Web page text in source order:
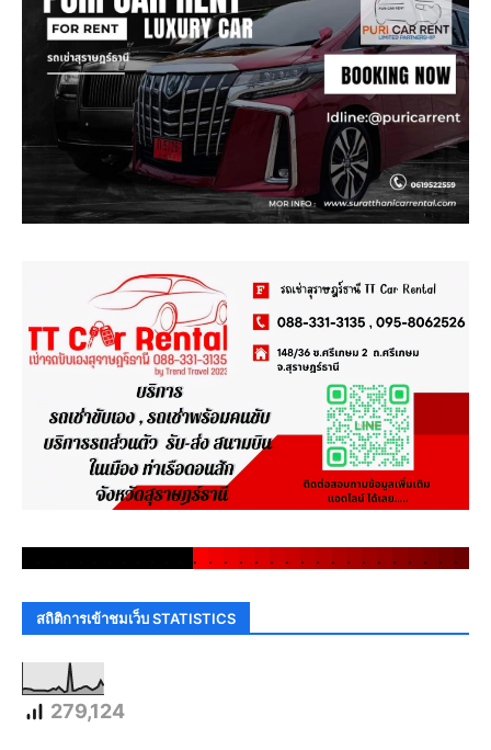
. . . . . . . . . . . . . . . . . .
สถิติการเข้าชมเว็บ STATISTICS
279,124